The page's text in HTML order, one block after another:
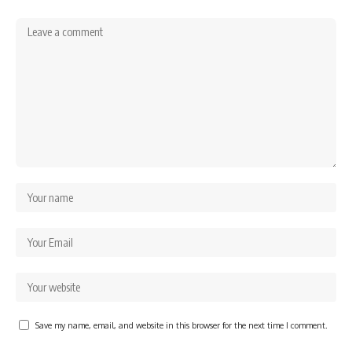
Save my name, email, and website in this browser for the next time I comment.